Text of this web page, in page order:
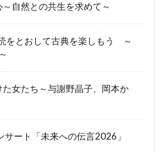
自然との共生を求めて～
とおして古典を楽しもう ～
女たち～与謝野晶子、岡本か
ート「未来への伝言2026」